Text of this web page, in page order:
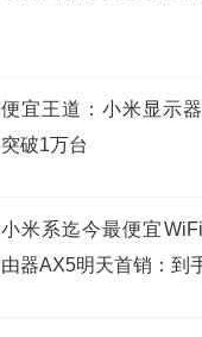
便宜王道：小米显示
突破1万台
小米系迄今最便宜
由器AX5明天首销：到